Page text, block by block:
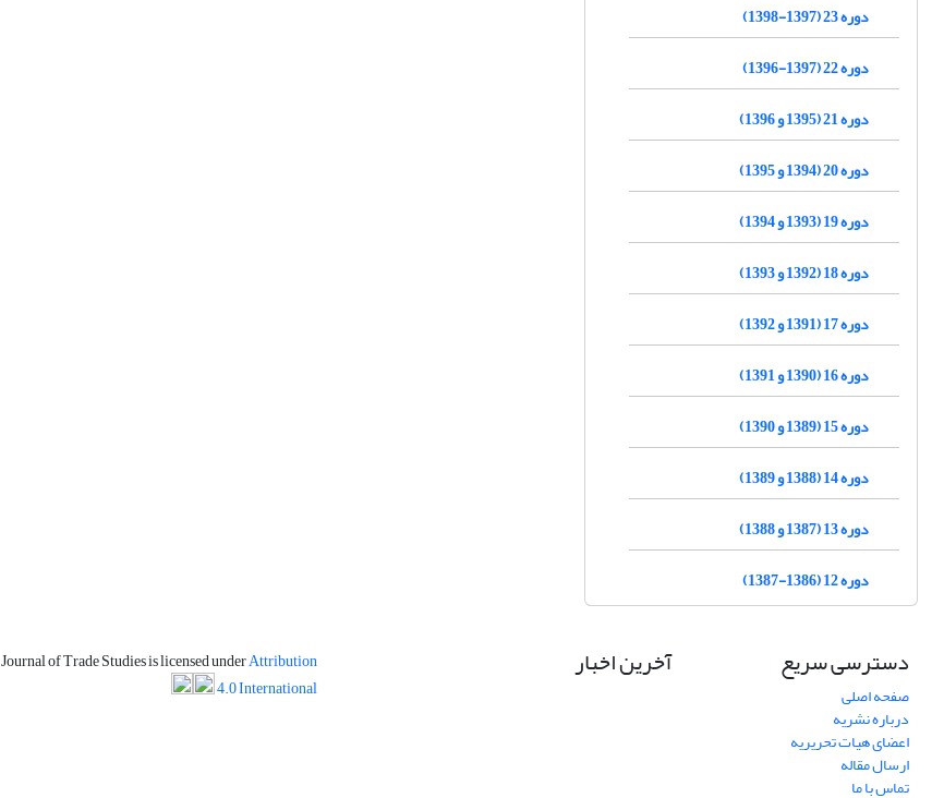
دوره 23 (1397-1398)
دوره 22 (1397-1396)
دوره 21 (1395 و 1396)
دوره 20 (1394 و 1395)
دوره 19 (1393 و 1394)
دوره 18 (1392 و 1393)
دوره 17 (1391 و 1392)
دوره 16 (1390 و 1391)
دوره 15 (1389 و 1390)
دوره 14 (1388 و 1389)
دوره 13 (1387 و 1388)
دوره 12 (1386-1387)
دسترسی سریع
صفحه اصلی
درباره نشریه
اعضای هیات تحریریه
ارسال مقاله
تماس با ما
آخرین اخبار Journal of Trade Studies is licensed underAttribution
4.0 International